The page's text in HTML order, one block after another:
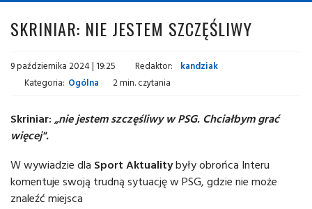
SKRINIAR: NIE JESTEM SZCZĘŚLIWY
9 października 2024 | 19:25 Redaktor:
kandziak
Kategoria: Ogólna 2 min. czytania
Skriniar: „nie jestem szczęśliwy w PSG. Chciałbym grać
więcej".
W wywiadzie dla Sport Aktualitybyły obrońca Interu
komentuje swoją trudną sytuację w PSG, gdzie nie może
znaleźć miejsca